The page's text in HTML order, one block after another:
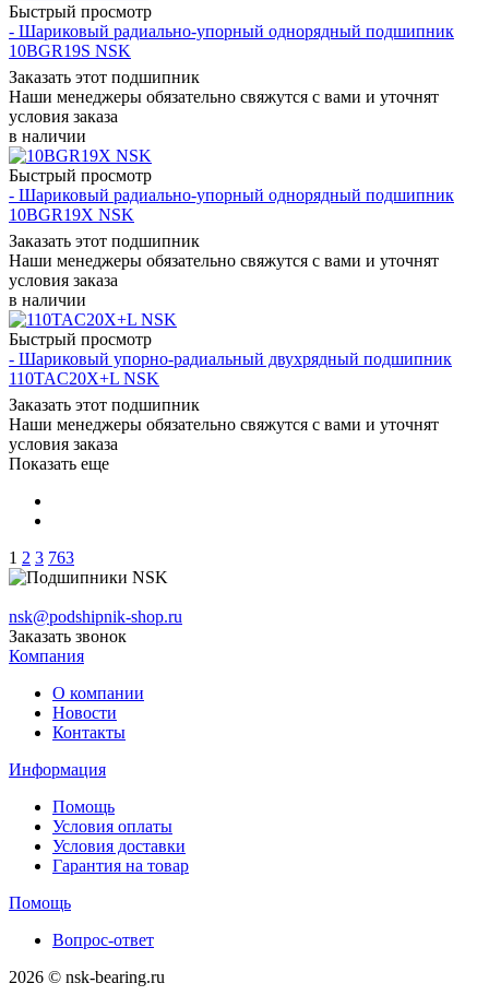
Быстрый просмотр
- Шариковый радиально-упорный однорядный подшипник
10BGR19S NSK
Заказать этот подшипник
Наши менеджеры обязательно свяжутся с вами и уточнят
условия заказа
в наличии
Быстрый просмотр
- Шариковый радиально-упорный однорядный подшипник
10BGR19X NSK
Заказать этот подшипник
Наши менеджеры обязательно свяжутся с вами и уточнят
условия заказа
в наличии
Быстрый просмотр
- Шариковый упорно-радиальный двухрядный подшипник
110TAC20X+L NSK
Заказать этот подшипник
Наши менеджеры обязательно свяжутся с вами и уточнят
условия заказа
Показать еще
1 2 3 763
nsk@podshipnik-shop.ru
Заказать звонок
Компания
О компании
Новости
Контакты
Информация
Помощь
Условия оплаты
Условия доставки
Гарантия на товар
Помощь
Вопрос-ответ
2026 © nsk-bearing.ru